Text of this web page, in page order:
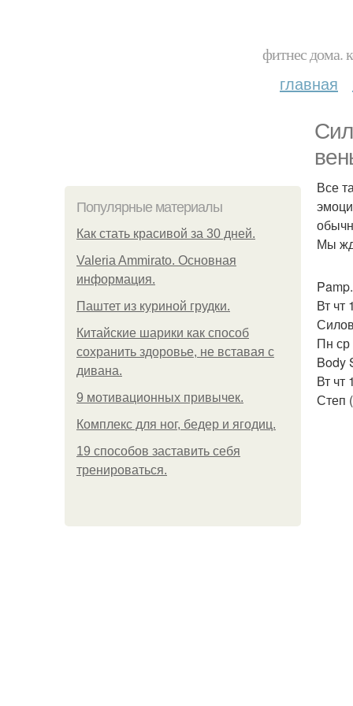
фитнес дома.
главная
Популярные материалы
Как стать красивой за 30 дней.
Valeria Ammirato. Основная
информация.
Паштет из куриной грудки.
Китайские шарики как способ
сохранить здоровье, не вставая с
дивана.
9 мотивационных привычек.
Комплекс для ног, бедер и ягодиц.
19 способов заставить себя
тренироваться.
Все
Мы
Pamp.
Вт чт
Пн ср
Body
Вт чт
Степ